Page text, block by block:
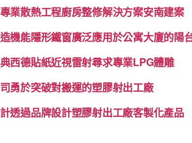
業散熱工程廚房整修解決方案安南建案
機能隱形鐵窗廣泛應用於公寓大廈的陽
西德貼紙近視雷射尋求專業LPG體雕
勇於突破對搬運的塑膠射出工廠
透過品牌設計塑膠射出工廠客製化產品